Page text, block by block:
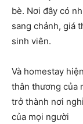
bè. Nơi đây có
sang chảnh, giá
sinh viên.
Và homestay
thân thương của
trở thành nơi
của mọi người